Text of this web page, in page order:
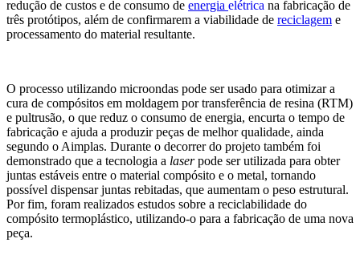
redução de custos e de consumo de energia elétrica na fabricação de
três protótipos, além de confirmarem a viabilidade de reciclagem e
processamento do material resultante.
O processo utilizando microondas pode ser usado para otimizar a
cura de compósitos em moldagem por transferência de resina (RTM)
e pultrusão, o que reduz o consumo de energia, encurta o tempo de
fabricação e ajuda a produzir peças de melhor qualidade, ainda
segundo o Aimplas. Durante o decorrer do projeto também foi
demonstrado que a tecnologia a laserpode ser utilizada para obter
juntas estáveis entre o material compósito e o metal, tornando
possível dispensar juntas rebitadas, que aumentam o peso estrutural.
Por fim, foram realizados estudos sobre a reciclabilidade do
compósito termoplástico, utilizando-o para a fabricação de uma nova
peça.